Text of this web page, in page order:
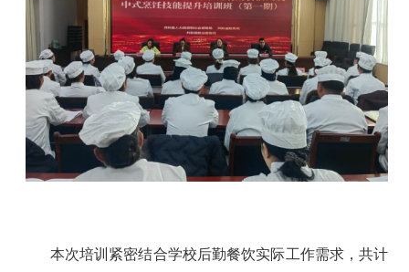
本次培训紧密结合学校后勤餐饮实际工作需求 ，共计